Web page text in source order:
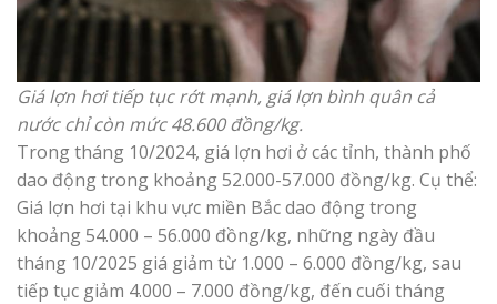
Giá lợn hơi tiếp tục rớt mạnh, giá lợn bình quân cả
nước chỉ còn mức 48.600 đồng/kg.
Trong tháng 10/2024, giá lợn hơi ở các tỉnh, thành phố
dao động trong khoảng 52.000-57.000 đồng/kg. Cụ thể:
Giá lợn hơi tại khu vực miền Bắc dao động trong
khoảng 54.000 – 56.000 đồng/kg, những ngày đầu
tháng 10/2025 giá giảm từ 1.000 – 6.000 đồng/kg, sau
tiếp tục giảm 4.000 – 7.000 đồng/kg, đến cuối tháng